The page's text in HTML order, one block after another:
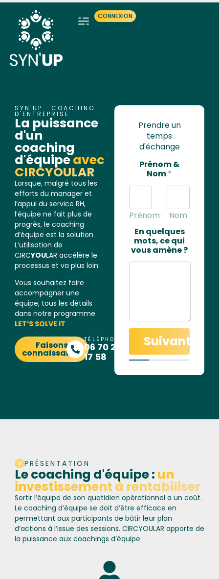
CONNEXION
SYN'UP : COACHING
D'ENTREPRISE
La puissance
d'un
coaching
d'équipeavec
CIRCYOULAR
Lorsque, malgré tous les
efforts du manager et
l’appui du service RH,
l’équipe ne fait plus de
progrès, le coaching
d’équipe est la solution.
L’utilisation de
CIRCYOULAR accélère le
processus et va plus loin.
Vous souhaitez faire
accompagner une
équipe, tous les détails
dans notre programme
LET’S SOLVE IT
Faisons
connaissance
TÉLÉPHONE
06 70 26
17 58
Prendre un
temps
d'échange
Prénom &
Nom*
Prénom
Nom
En quelques
mots, ce qui
vous amène ?
Suivant
PRÉSENTATION
Le coaching d'équipe : un
investissement à rentabiliser
Sortir l’équipe de son quotidien opérationnel a un coût.
Le coaching d’équipe se doit d’être efficace en
permettant aux participants de bâtir leur plan
d’actions à l’issue des sessions. CIRCYOULAR apporte de
la puissance aux coachings d’équipe.